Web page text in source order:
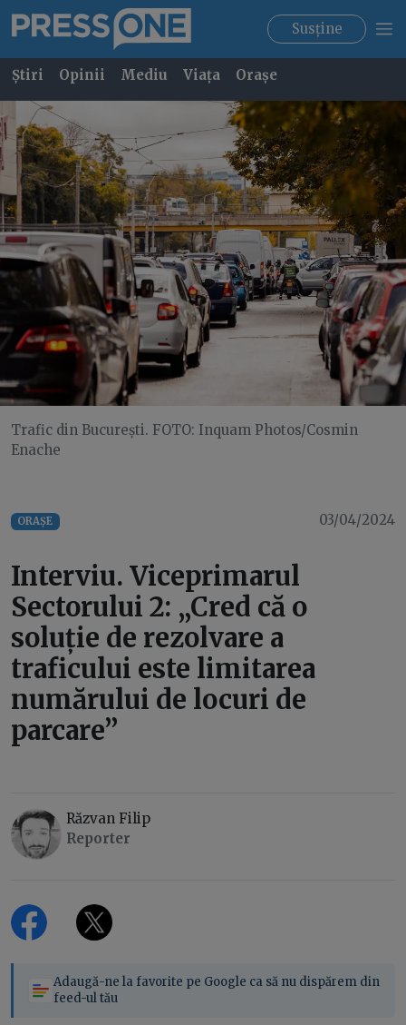
Susține
Știri Opinii Mediu Viața Orașe
Trafic din București. FOTO: Inquam Photos/Cosmin
Enache
ORAȘE 03/04/2024
Interviu. Viceprimarul
Sectorului 2: „Cred că o
soluție de rezolvare a
traficului este limitarea
numărului de locuri de
parcare”
Răzvan Filip
Reporter
Adaugă-ne la favorite pe Google ca să nu dispărem din
feed-ul tău